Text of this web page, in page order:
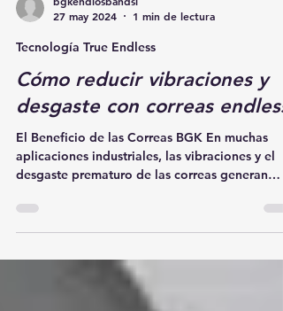
27 may 2024
1 min de lectura
Tecnología True Endless
Cómo reducir vibraciones y
desgaste con correas endless
El Beneficio de las Correas BGK En muchas
desgaste prematuro de las correas generan
problemas de estabilidad, mantenimiento
Especialmente en líneas de alta velocidad,
packaging y transporte sincronizado, el
comportamiento de la correa influye